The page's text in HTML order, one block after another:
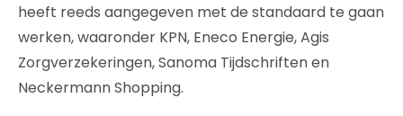
heeft reeds aangegeven met de standaard te gaan
werken, waaronder KPN, Eneco Energie, Agis
Zorgverzekeringen, Sanoma Tijdschriften en
Neckermann Shopping.